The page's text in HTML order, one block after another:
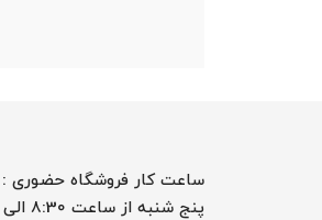
ساعت کار فروشگاه حضوری :